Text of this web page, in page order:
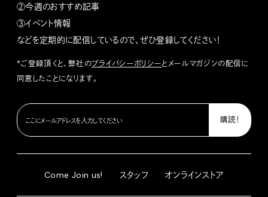
②今週のおすすめ記事
③イベント情報
などを定期的に配信しているので、ぜひ登録してください！
*ご登録頂くと、弊社のプライバシーポリシーとメールマガジンの配信に
同意したことになります。
Come Join us! スタッフ オンラインストア